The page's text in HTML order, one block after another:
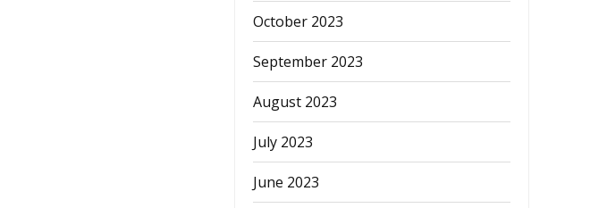
October 2023
September 2023
August 2023
July 2023
June 2023